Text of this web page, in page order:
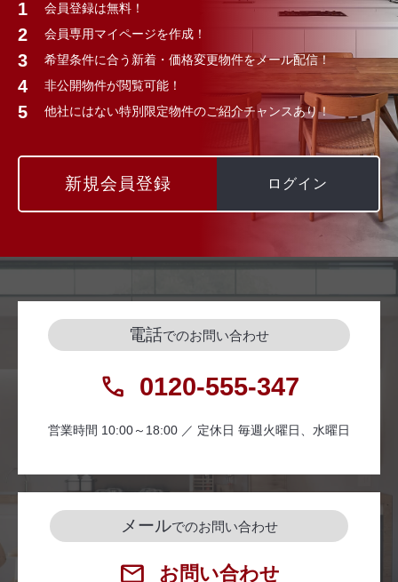
会員登録は無料！
会員専用マイページを作成！
希望条件に合う新着・価格変更物件をメール配信！
非公開物件が閲覧可能！
他社にはない特別限定物件のご紹介チャンスあり！
新規会員登録 ログイン
電話でのお問い合わせ
0120-555-347
営業時間 10:00～18:00 ／ 定休日 毎週火曜日、水曜日
メールでのお問い合わせ
お問い合わせ